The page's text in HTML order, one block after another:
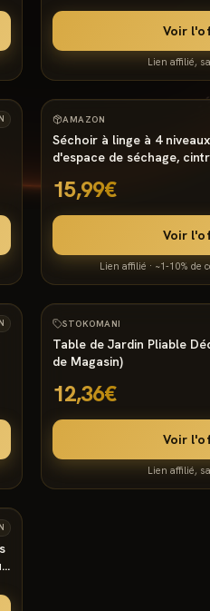
Voir
Lien affilié,
2647°
AMAZON
Séchoir à linge à 4
d'espace de séchage,
15,99€
Voir
Lien affilié · ~1-10%
1154°
STOKOMANI
Table de Jardin Pliable
de Magasin)
12,36€
Voir
Lien affilié,
3